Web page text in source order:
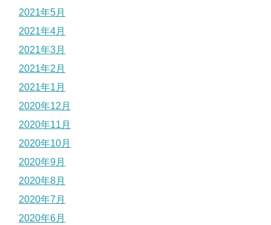
2021年5月
2021年4月
2021年3月
2021年2月
2021年1月
2020年12月
2020年11月
2020年10月
2020年9月
2020年8月
2020年7月
2020年6月